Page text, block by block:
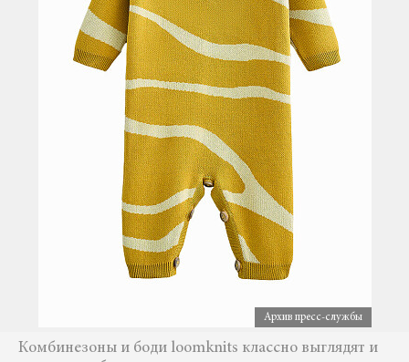
Архив пресс-службы
Комбинезоны и боди loomknits классно выглядят и